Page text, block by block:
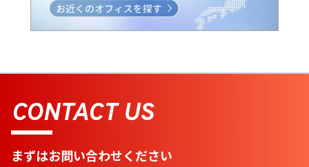
CONTACT US
まずはお問い合わせください